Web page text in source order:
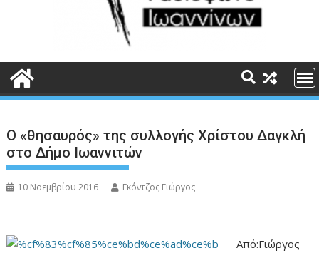
Ο «θησαυρός» της συλλογής Χρίστου Δαγκλή
στο Δήμο Ιωαννιτών
10 Νοεμβρίου 2016 Γκόντζος Γιώργος
Από:Γιώργος